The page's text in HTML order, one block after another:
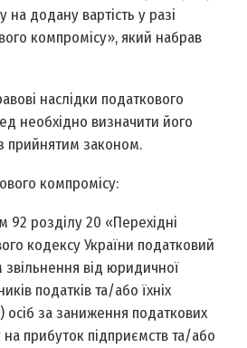
на додану вартість у разі
компромісу», який набрав
наслідки податкового
необхідно визначити його
прийнятим законом.
компромісу:
92 розділу 20 «Перехідні
кодексу України податковий
від юридичної
податків та/або їхніх
осіб за заниження податкових
прибуток підприємств та/або